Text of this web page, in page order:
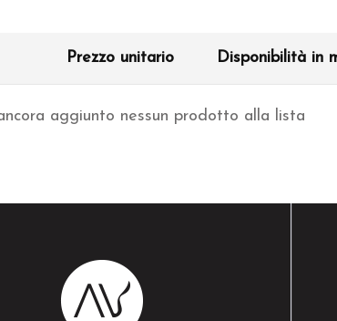
Prezzo unitario Disponibilità in
aggiunto nessun prodotto alla lista